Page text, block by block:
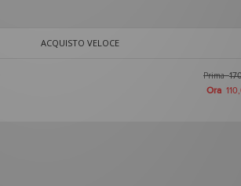
ACQUISTO VELOCE
Prima
Ora